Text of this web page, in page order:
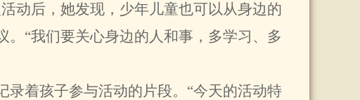
动后，她发现，少年儿童也可以从身边的
“我们要关心身边的人和事，多学习、多
着孩子参与活动的片段。“今天的活动特